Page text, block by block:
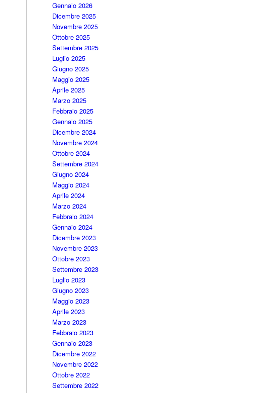
Gennaio 2026
Dicembre 2025
Novembre 2025
Ottobre 2025
Settembre 2025
Luglio 2025
Giugno 2025
Maggio 2025
Aprile 2025
Marzo 2025
Febbraio 2025
Gennaio 2025
Dicembre 2024
Novembre 2024
Ottobre 2024
Settembre 2024
Giugno 2024
Maggio 2024
Aprile 2024
Marzo 2024
Febbraio 2024
Gennaio 2024
Dicembre 2023
Novembre 2023
Ottobre 2023
Settembre 2023
Luglio 2023
Giugno 2023
Maggio 2023
Aprile 2023
Marzo 2023
Febbraio 2023
Gennaio 2023
Dicembre 2022
Novembre 2022
Ottobre 2022
Settembre 2022